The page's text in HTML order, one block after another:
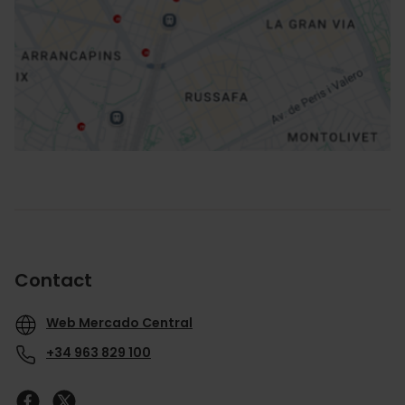
Contact
Web Mercado Central
+34 963 829 100